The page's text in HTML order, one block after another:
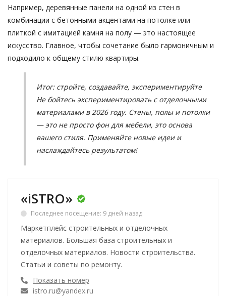
Например, деревянные панели на одной из стен в
комбинации с бетонными акцентами на потолке или
плиткой с имитацией камня на полу — это настоящее
искусство. Главное, чтобы сочетание было гармоничным и
подходило к общему стилю квартиры.
Итог: стройте, создавайте, экспериментируйте
Не бойтесь экспериментировать с отделочными
материалами в 2026 году. Стены, полы и потолки
— это не просто фон для мебели, это основа
вашего стиля. Применяйте новые идеи и
наслаждайтесь результатом!
«iSTRO»
Последнее посещение: 9 дней назад
Маркетплейс строительных и отделочных
материалов. Большая база строительных и
отделочных материалов. Новости строительства.
Статьи и советы по ремонту.
Показать номер
istro.ru@yandex.ru